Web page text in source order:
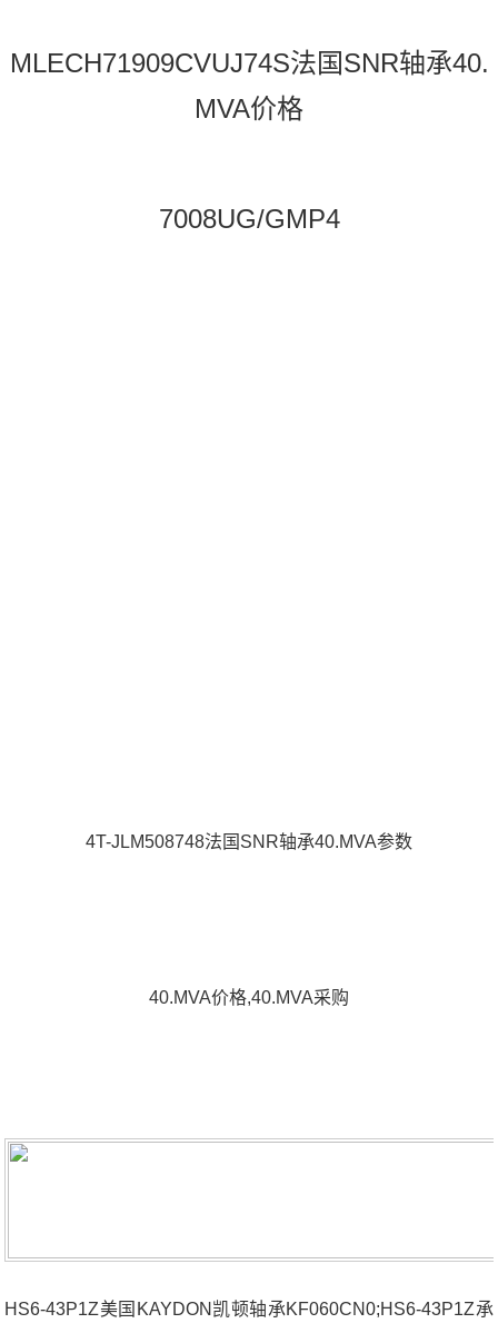
MLECH71909CVUJ74S法国SNR轴承40.
MVA价格
7008UG/GMP4
4T-JLM508748法国SNR轴承40.MVA参数
40.MVA价格,40.MVA采购
HS6-43P1Z美国KAYDON凯顿轴承KF060CN0;HS6-43P1Z承